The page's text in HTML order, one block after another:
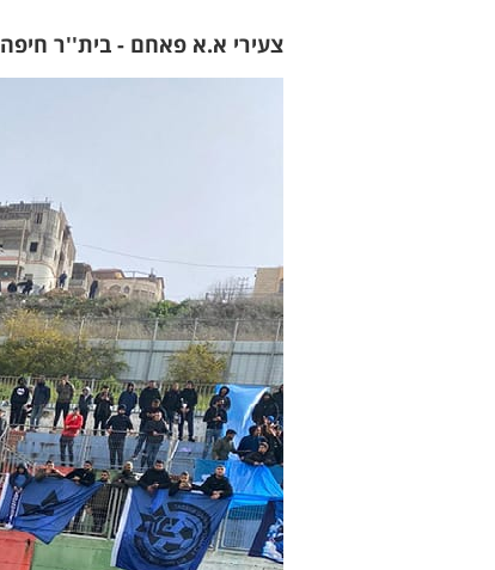
צעירי א.א פאחם - בית''ר חיפה 1-1